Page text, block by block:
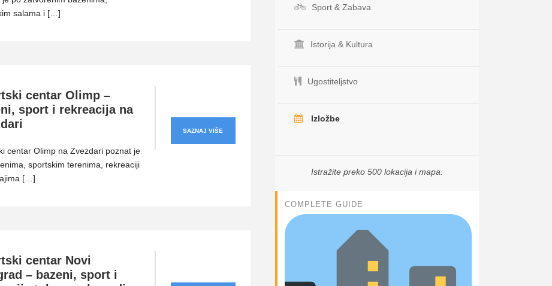
salama i […]
centar Olimp –
sport i rekreacija na
centar Olimp na Zvezdari poznat je
sportskim terenima, rekreaciji
[…]
SAZNAJ VIŠE
centar Novi
– bazeni, sport i
Sport & Zabava
Istorija & Kultura
Ugostiteljstvo
Izložbe
Istražite preko 500 lokacija i mapa.
COMPLETE GUIDE